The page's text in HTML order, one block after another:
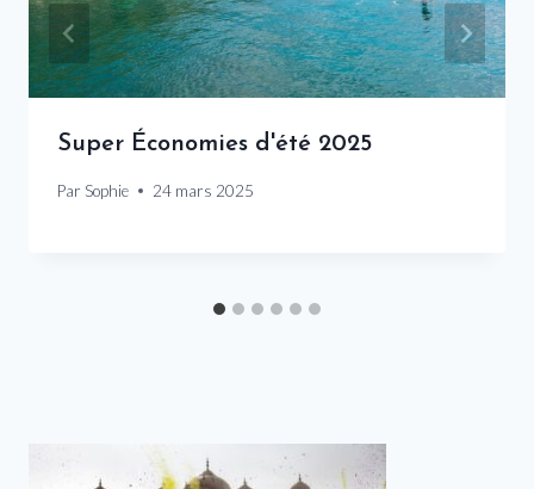
Super Économies d'été 2025
Par Sophie 24 mars 2025